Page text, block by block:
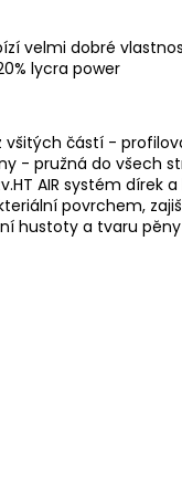
velmi dobré
lycra power
částí -
- pružná do všech
AIR systém dírek
povrchem,
hustoty a tvaru